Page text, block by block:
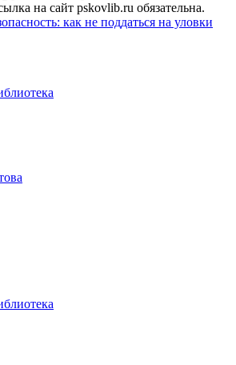
на сайт pskovlib.ru обязательна.
как не поддаться на уловки